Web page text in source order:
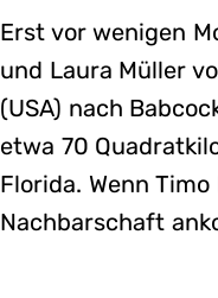
Erst vor wenigen
und Laura Müller
(USA) nach
etwa 70
Florida. Wenn
Nachbarschaft